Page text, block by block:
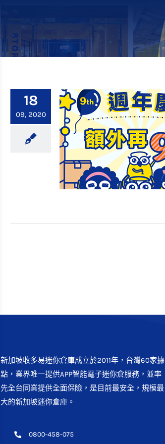
18
09, 2020
新加坡收多易迷你倉庫成立於2011年，台灣60家據
點，業界唯一提供APP智能電子迷你倉服務，並率
先全台同業提供全面保險，是目前最安全，規模最
大的新加坡迷你倉庫。
0800-458-075